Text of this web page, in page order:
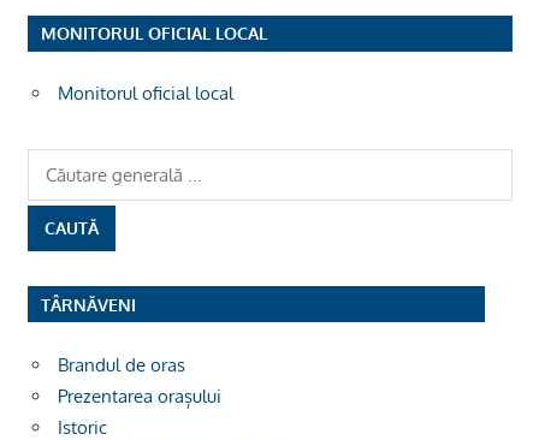
MONITORUL OFICIAL LOCAL
Monitorul oficial local
TÂRNĂVENI
Brandul de oras
Prezentarea orașului
Istoric